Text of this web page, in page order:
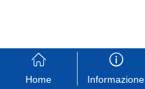
󰃱
Home
󰈢
Informazione